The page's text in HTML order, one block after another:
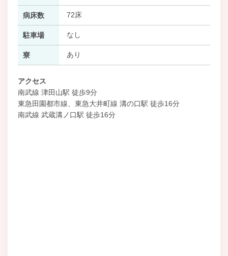
病床数 72床
駐車場 なし
寮 あり
アクセス
南武線 津田山駅 徒歩9分
東急田園都市線、東急大井町線 溝の口駅 徒歩16分
南武線 武蔵溝ノ口駅 徒歩16分